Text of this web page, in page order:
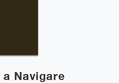
Navigare